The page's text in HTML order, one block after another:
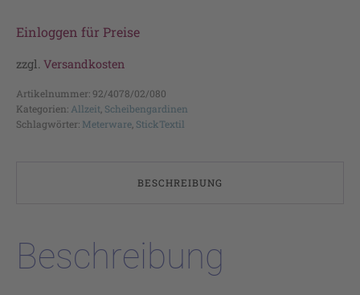
Einloggen für Preise
zzgl. Versandkosten
Artikelnummer: 92/4078/02/080
Kategorien: Allzeit Scheibengardinen
Schlagwörter: Meterware StickTextil
BESCHREIBUNG
Beschreibung